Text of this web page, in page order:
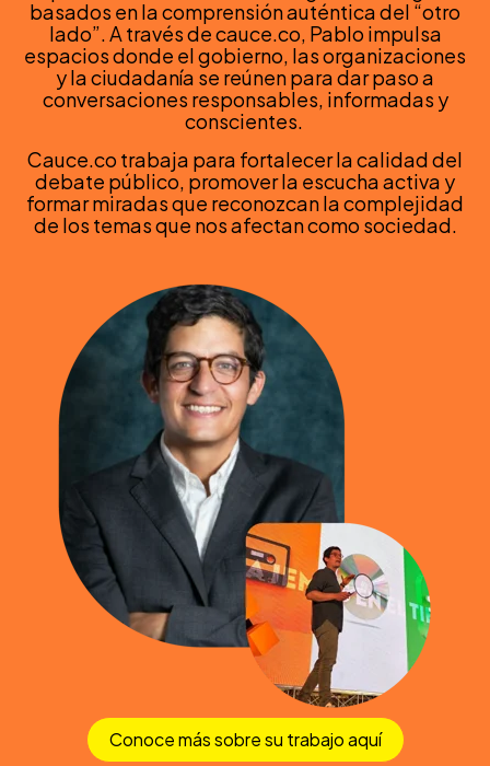
basados en la comprensión auténtica del “otro
lado”. A través de cauce.co, Pablo impulsa
espacios donde el gobierno, las organizaciones
y la ciudadanía se reúnen para dar paso a
conversaciones responsables, informadas y
conscientes.
Cauce.co trabaja para fortalecer la calidad del
debate público, promover la escucha activa y
formar miradas que reconozcan la complejidad
de los temas que nos afectan como sociedad.
Conoce más sobre su trabajo aquí